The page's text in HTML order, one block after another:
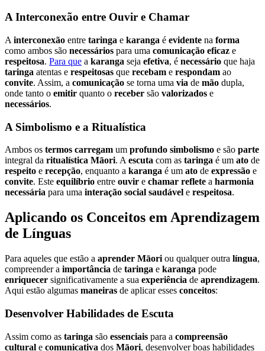
A Interconexão entre Ouvir e Chamar
A interconexão entre taringa e karanga é evidente na forma
como ambos são necessários para uma comunicação eficaz e
respeitosa. Para que a karanga seja efetiva, é necessário que haja
taringa atentas e respeitosas que recebam e respondam ao
convite. Assim, a comunicação se torna uma via de mão dupla,
onde tanto o emitir quanto o receber são valorizados e
necessários.
A Simbolismo e a Ritualística
Ambos os termos carregam um profundo simbolismo e são parte
integral da ritualística Māori. A escuta com as taringa é um ato de
respeito e recepção, enquanto a karanga é um ato de expressão e
convite. Este equilíbrio entre ouvir e chamar reflete a harmonia
necessária para uma interação social saudável e respeitosa.
Aplicando os Conceitos em Aprendizagem
de Línguas
Para aqueles que estão a aprender Māori ou qualquer outra língua,
compreender a importância de taringa e karanga pode
enriquecer significativamente a sua experiência de aprendizagem.
Aqui estão algumas maneiras de aplicar esses conceitos:
Desenvolver Habilidades de Escuta
Assim como as taringa são essenciais para a compreensão
cultural e comunicativa dos Māori, desenvolver boas habilidades